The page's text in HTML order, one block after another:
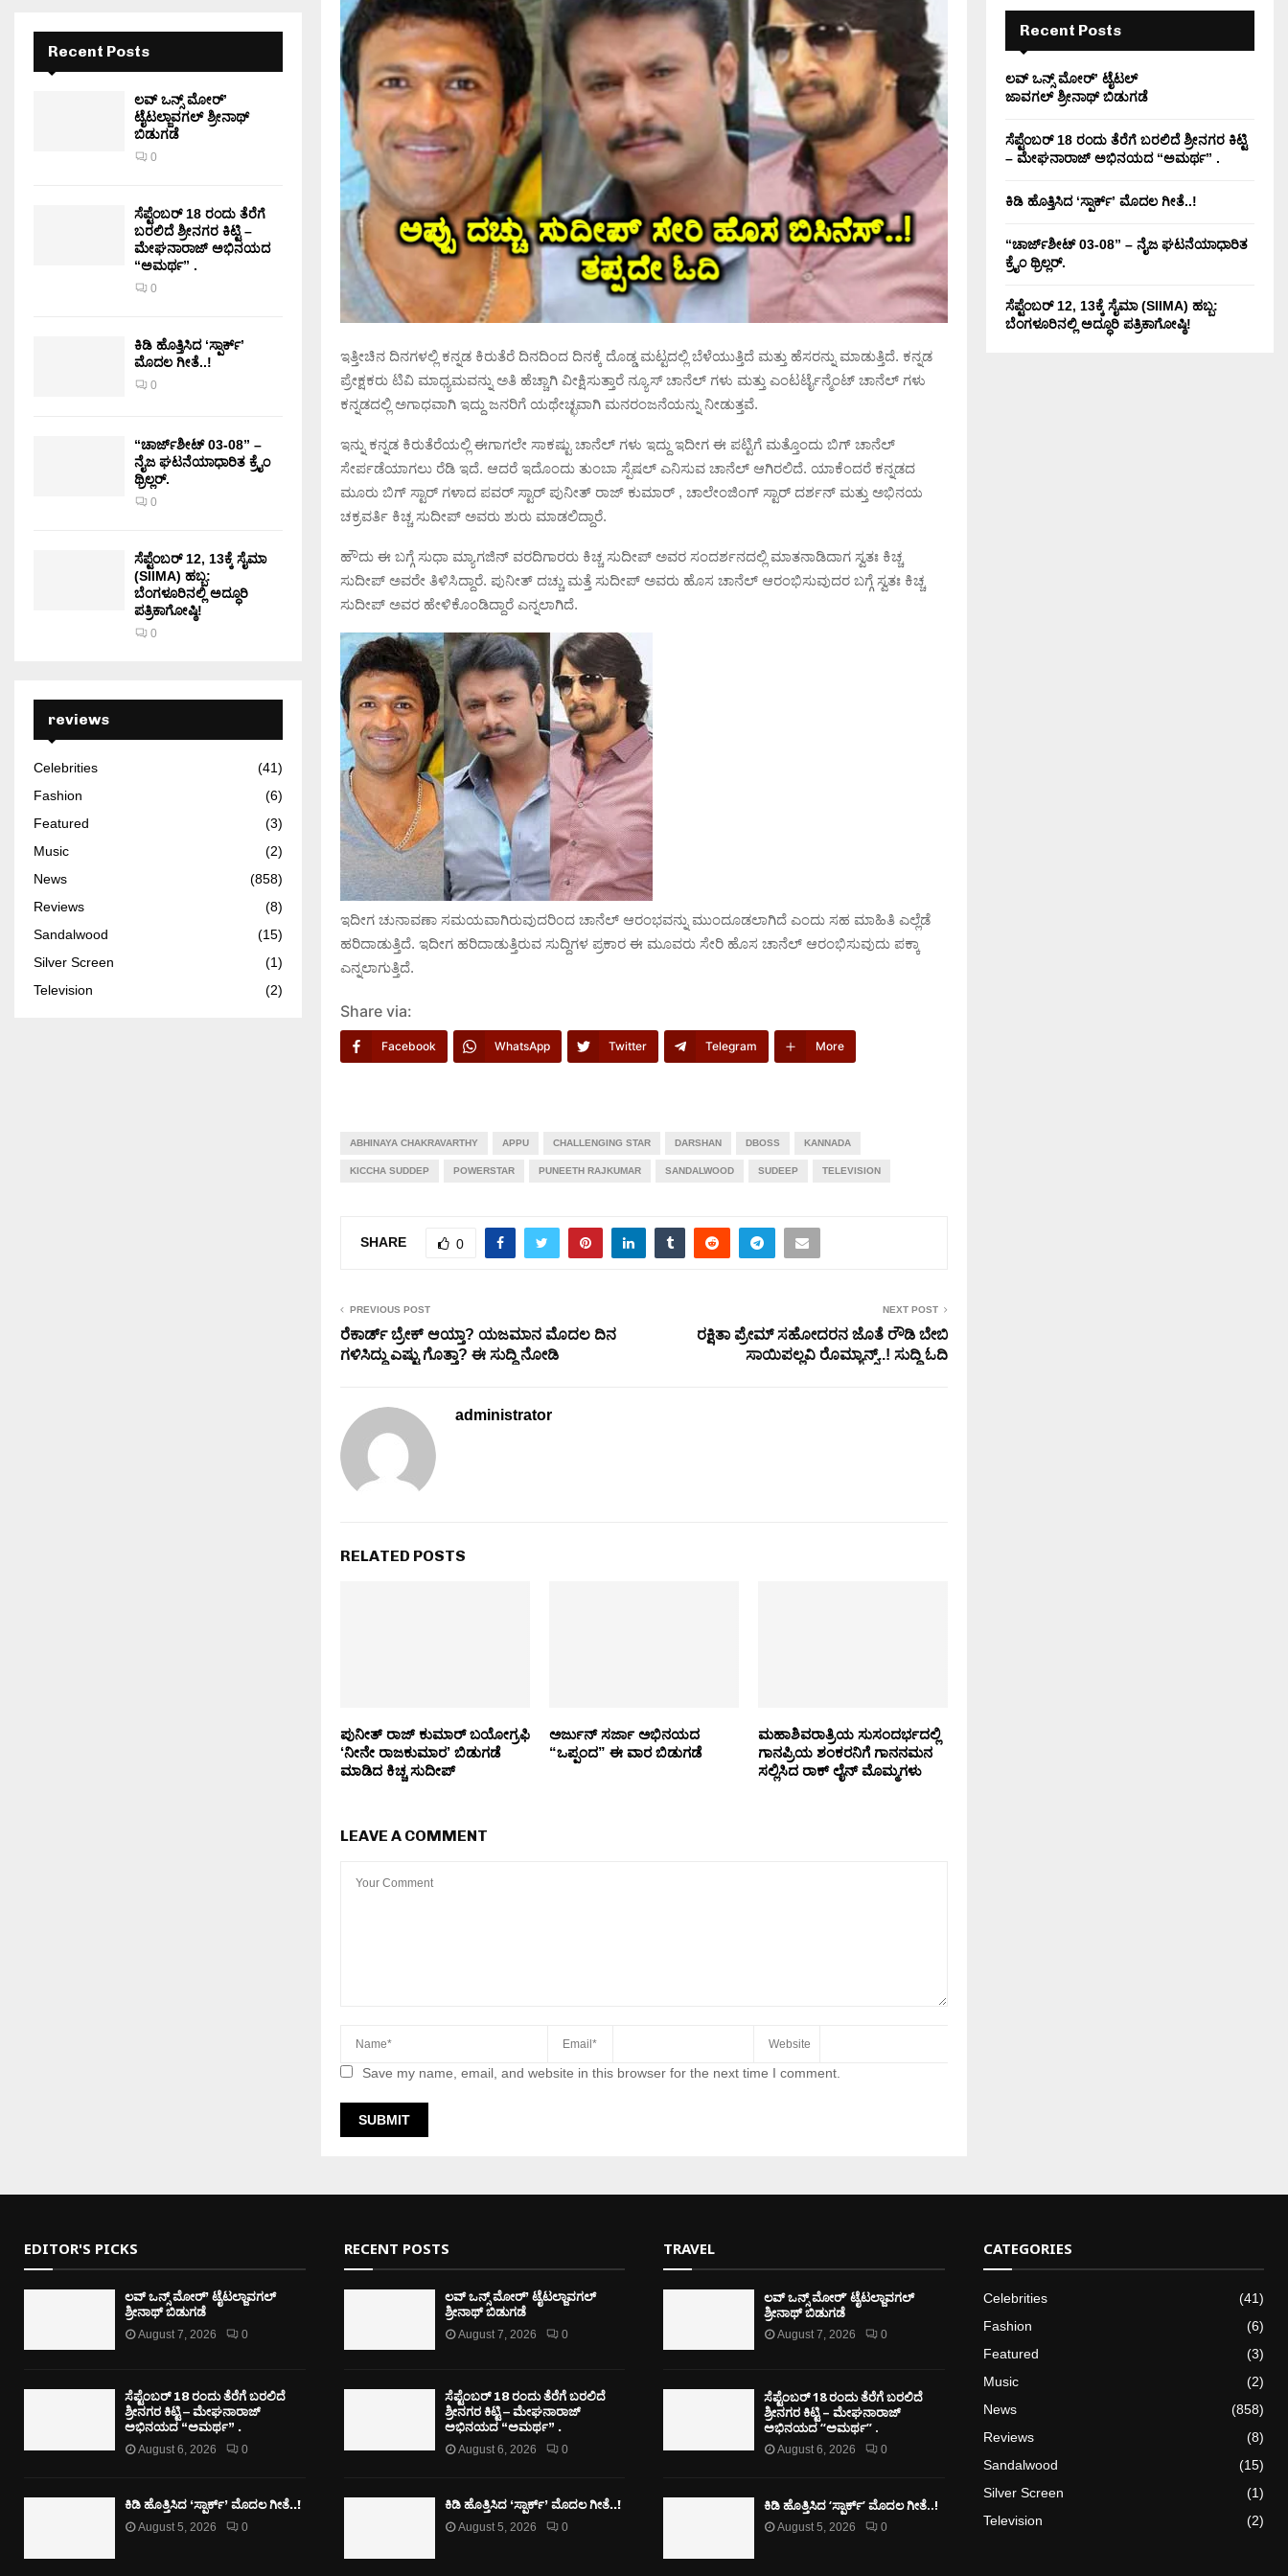
ಇತ್ತೀಚಿನ ದಿನಗಳಲ್ಲಿ ಕನ್ನಡ ಕಿರುತೆರೆ ದಿನದಿಂದ ದಿನಕ್ಕೆ ದೊಡ್ಡ ಮಟ್ಟದಲ್ಲಿ ಬೆಳೆಯುತ್ತಿದೆ ಮತ್ತು ಹೆಸರನ್ನು ಮಾಡುತ್ತಿದೆ. ಕನ್ನಡ
ಪ್ರೇಕ್ಷಕರು ಟಿವಿ ಮಾಧ್ಯಮವನ್ನು ಅತಿ ಹೆಚ್ಚಾಗಿ ವೀಕ್ಷಿಸುತ್ತಾರೆ ನ್ಯೂಸ್ ಚಾನೆಲ್ ಗಳು ಮತ್ತು ಎಂಟರ್ಟೈನ್ಮೆಂಟ್ ಚಾನೆಲ್ ಗಳು
ಕನ್ನಡದಲ್ಲಿ ಅಗಾಧವಾಗಿ ಇದ್ದು ಜನರಿಗೆ ಯಥೇಚ್ಛವಾಗಿ ಮನರಂಜನೆಯನ್ನು ನೀಡುತ್ತವೆ.
ಇನ್ನು ಕನ್ನಡ ಕಿರುತೆರೆಯಲ್ಲಿ ಈಗಾಗಲೇ ಸಾಕಷ್ಟು ಚಾನೆಲ್ ಗಳು ಇದ್ದು ಇದೀಗ ಈ ಪಟ್ಟಿಗೆ ಮತ್ತೊಂದು ಬಿಗ್ ಚಾನೆಲ್
ಸೇರ್ಪಡೆಯಾಗಲು ರೆಡಿ ಇದೆ. ಆದರೆ ಇದೊಂದು ತುಂಬಾ ಸ್ಪೆಷಲ್ ಎನಿಸುವ ಚಾನೆಲ್ ಆಗಿರಲಿದೆ. ಯಾಕೆಂದರೆ ಕನ್ನಡದ
ಮೂರು ಬಿಗ್ ಸ್ಟಾರ್ ಗಳಾದ ಪವರ್ ಸ್ಟಾರ್ ಪುನೀತ್ ರಾಜ್ ಕುಮಾರ್ , ಚಾಲೇಂಜಿಂಗ್ ಸ್ಟಾರ್ ದರ್ಶನ್ ಮತ್ತು ಅಭಿನಯ
ಚಕ್ರವರ್ತಿ ಕಿಚ್ಚ ಸುದೀಪ್ ಅವರು ಶುರು ಮಾಡಲಿದ್ದಾರೆ.
ಹೌದು ಈ ಬಗ್ಗೆ ಸುಧಾ ಮ್ಯಾಗಜಿನ್ ವರದಿಗಾರರು ಕಿಚ್ಚ ಸುದೀಪ್ ಅವರ ಸಂದರ್ಶನದಲ್ಲಿ ಮಾತನಾಡಿದಾಗ ಸ್ವತಃ ಕಿಚ್ಚ
ಸುದೀಪ್ ಅವರೇ ತಿಳಿಸಿದ್ದಾರೆ. ಪುನೀತ್ ದಚ್ಚು ಮತ್ತೆ ಸುದೀಪ್ ಅವರು ಹೊಸ ಚಾನೆಲ್ ಆರಂಭಿಸುವುದರ ಬಗ್ಗೆ ಸ್ವತಃ ಕಿಚ್ಚ
ಸುದೀಪ್ ಅವರ ಹೇಳಿಕೊಂಡಿದ್ದಾರೆ ಎನ್ನಲಾಗಿದೆ.
ಇದೀಗ ಚುನಾವಣಾ ಸಮಯವಾಗಿರುವುದರಿಂದ ಚಾನೆಲ್ ಆರಂಭವನ್ನು ಮುಂದೂಡಲಾಗಿದೆ ಎಂದು ಸಹ ಮಾಹಿತಿ ಎಲ್ಲೆಡೆ
ಹರಿದಾಡುತ್ತಿದೆ. ಇದೀಗ ಹರಿದಾಡುತ್ತಿರುವ ಸುದ್ದಿಗಳ ಪ್ರಕಾರ ಈ ಮೂವರು ಸೇರಿ ಹೊಸ ಚಾನೆಲ್ ಆರಂಭಿಸುವುದು ಪಕ್ಕಾ
ಎನ್ನಲಾಗುತ್ತಿದೆ.
Share via:
Facebook WhatsApp Twitter Telegram More
ABHINAYA CHAKRAVARTHY APPU CHALLENGING STAR DARSHAN DBOSS KANNADA
KICCHA SUDDEP POWERSTAR PUNEETH RAJKUMAR SANDALWOOD SUDEEP TELEVISION
SHARE 0
PREVIOUS POST
ರೆಕಾರ್ಡ್ ಬ್ರೇಕ್ ಆಯ್ತಾ? ಯಜಮಾನ ಮೊದಲ ದಿನ
ಗಳಿಸಿದ್ದು ಎಷ್ಟು ಗೊತ್ತಾ? ಈ ಸುದ್ದಿ ನೋಡಿ
NEXT POST
ರಕ್ಷಿತಾ ಪ್ರೇಮ್ ಸಹೋದರನ ಜೊತೆ ರೌಡಿ ಬೇಬಿ
ಸಾಯಿಪಲ್ಲವಿ ರೊಮ್ಯಾನ್ಸ್..! ಸುದ್ದಿ ಓದಿ
administrator
RELATED POSTS
ಪುನೀತ್ ರಾಜ್ ಕುಮಾರ್ ಬಯೋಗ್ರಫಿ
‘ನೀನೇ ರಾಜಕುಮಾರ’ ಬಿಡುಗಡೆ
ಮಾಡಿದ ಕಿಚ್ಚ ಸುದೀಪ್
ಅರ್ಜುನ್ ಸರ್ಜಾ ಅಭಿನಯದ
“ಒಪ್ಪಂದ” ಈ ವಾರ ಬಿಡುಗಡೆ
ಮಹಾಶಿವರಾತ್ರಿಯ ಸುಸಂದರ್ಭದಲ್ಲಿ
ಗಾನಪ್ರಿಯ ಶಂಕರನಿಗೆ ಗಾನನಮನ
ಸಲ್ಲಿಸಿದ ರಾಕ್ ಲೈನ್ ಮೊಮ್ಮಗಳು
LEAVE A COMMENT
Save my name, email, and website in this browser for the next time I comment.
Recent Posts
ಲವ್ ಒನ್ಸ್ ಮೋರ್’
ಟೈಟಲ್ಜಾವಗಲ್ ಶ್ರೀನಾಥ್
ಬಿಡುಗಡೆ
0
ಸೆಪ್ಟೆಂಬರ್ 18 ರಂದು ತೆರೆಗೆ
ಬರಲಿದೆ ಶ್ರೀನಗರ ಕಿಟ್ಟಿ –
ಮೇಘನಾರಾಜ್ ಅಭಿನಯದ
“ಅಮರ್ಥ” .
0
ಕಿಡಿ‌‌ ಹೊತ್ತಿಸಿದ ‘ಸ್ಪಾರ್ಕ್’
ಮೊದಲ‌ ಗೀತೆ..!
0
“ಚಾರ್ಜ್‌ಶೀಟ್ 03-08” –
ನೈಜ ಘಟನೆಯಾಧಾರಿತ ಕ್ರೈಂ
ಥ್ರಿಲ್ಲರ್.
0
ಸೆಪ್ಟೆಂಬರ್ 12, 13ಕ್ಕೆ ಸೈಮಾ
(SIIMA) ಹಬ್ಬ:
ಬೆಂಗಳೂರಿನಲ್ಲಿ ಅದ್ಧೂರಿ
ಪತ್ರಿಕಾಗೋಷ್ಠಿ!
0
reviews
Celebrities
(41)
Fashion
(6)
Featured
(3)
Music
(2)
News
(858)
Reviews
(8)
Sandalwood
(15)
Silver Screen
(1)
Television
(2)
Recent Posts
ಲವ್ ಒನ್ಸ್ ಮೋರ್’ ಟೈಟಲ್
ಜಾವಗಲ್ ಶ್ರೀನಾಥ್ ಬಿಡುಗಡೆ
ಸೆಪ್ಟೆಂಬರ್ 18 ರಂದು ತೆರೆಗೆ ಬರಲಿದೆ ಶ್ರೀನಗರ ಕಿಟ್ಟಿ
– ಮೇಘನಾರಾಜ್ ಅಭಿನಯದ “ಅಮರ್ಥ” .
ಕಿಡಿ‌‌ ಹೊತ್ತಿಸಿದ ‘ಸ್ಪಾರ್ಕ್’ ಮೊದಲ‌ ಗೀತೆ..!
“ಚಾರ್ಜ್‌ಶೀಟ್ 03-08” – ನೈಜ ಘಟನೆಯಾಧಾರಿತ
ಕ್ರೈಂ ಥ್ರಿಲ್ಲರ್.
ಸೆಪ್ಟೆಂಬರ್ 12, 13ಕ್ಕೆ ಸೈಮಾ (SIIMA) ಹಬ್ಬ:
ಬೆಂಗಳೂರಿನಲ್ಲಿ ಅದ್ಧೂರಿ ಪತ್ರಿಕಾಗೋಷ್ಠಿ!
EDITOR'S PICKS
ಲವ್ ಒನ್ಸ್ ಮೋರ್’ ಟೈಟಲ್ಜಾವಗಲ್
ಶ್ರೀನಾಥ್ ಬಿಡುಗಡೆ
August 7, 2026 0
ಸೆಪ್ಟೆಂಬರ್ 18 ರಂದು ತೆರೆಗೆ ಬರಲಿದೆ
ಶ್ರೀನಗರ ಕಿಟ್ಟಿ – ಮೇಘನಾರಾಜ್
ಅಭಿನಯದ “ಅಮರ್ಥ” .
August 6, 2026 0
ಕಿಡಿ‌‌ ಹೊತ್ತಿಸಿದ ‘ಸ್ಪಾರ್ಕ್’ ಮೊದಲ‌ ಗೀತೆ..!
August 5, 2026 0
RECENT POSTS
ಲವ್ ಒನ್ಸ್ ಮೋರ್’ ಟೈಟಲ್ಜಾವಗಲ್
ಶ್ರೀನಾಥ್ ಬಿಡುಗಡೆ
August 7, 2026 0
ಸೆಪ್ಟೆಂಬರ್ 18 ರಂದು ತೆರೆಗೆ ಬರಲಿದೆ
ಶ್ರೀನಗರ ಕಿಟ್ಟಿ – ಮೇಘನಾರಾಜ್
ಅಭಿನಯದ “ಅಮರ್ಥ” .
August 6, 2026 0
ಕಿಡಿ‌‌ ಹೊತ್ತಿಸಿದ ‘ಸ್ಪಾರ್ಕ್’ ಮೊದಲ‌ ಗೀತೆ..!
August 5, 2026 0
TRAVEL
ಲವ್ ಒನ್ಸ್ ಮೋರ್’ ಟೈಟಲ್ಜಾವಗಲ್
ಶ್ರೀನಾಥ್ ಬಿಡುಗಡೆ
August 7, 2026 0
ಸೆಪ್ಟೆಂಬರ್ 18 ರಂದು ತೆರೆಗೆ ಬರಲಿದೆ
ಶ್ರೀನಗರ ಕಿಟ್ಟಿ – ಮೇಘನಾರಾಜ್
ಅಭಿನಯದ “ಅಮರ್ಥ” .
August 6, 2026 0
ಕಿಡಿ‌‌ ಹೊತ್ತಿಸಿದ ‘ಸ್ಪಾರ್ಕ್’ ಮೊದಲ‌ ಗೀತೆ..!
August 5, 2026 0
CATEGORIES
Celebrities
(41)
Fashion
(6)
Featured
(3)
Music
(2)
News
(858)
Reviews
(8)
Sandalwood
(15)
Silver Screen
(1)
Television
(2)